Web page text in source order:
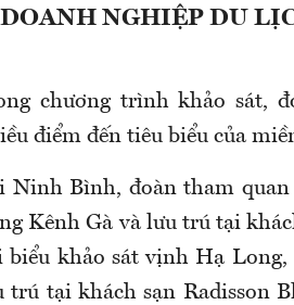
DOANH NGHIỆP DU
chương trình khảo sát,
điểm đến tiêu biểu của
Ninh Bình, đoàn tham
Kênh Gà và lưu trú tại
biểu khảo sát vịnh Hạ
trú tại khách sạn Radisson